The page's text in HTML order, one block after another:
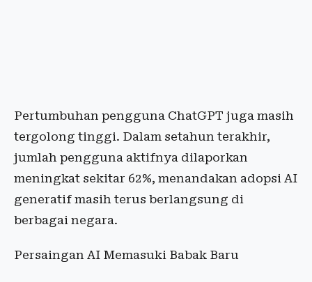
Pertumbuhan pengguna ChatGPT juga masih
tergolong tinggi. Dalam setahun terakhir,
jumlah pengguna aktifnya dilaporkan
meningkat sekitar 62%, menandakan adopsi AI
generatif masih terus berlangsung di
berbagai negara.
Persaingan AI Memasuki Babak Baru